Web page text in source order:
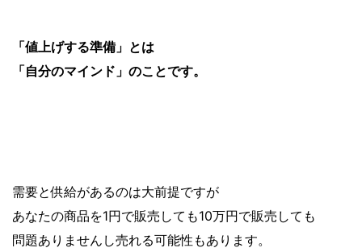
「値上げする準備」とは
「自分のマインド」のことです。
需要と供給があるのは大前提ですが
あなたの商品を1円で販売しても10万円で販売しても
問題ありませんし売れる可能性もあります。